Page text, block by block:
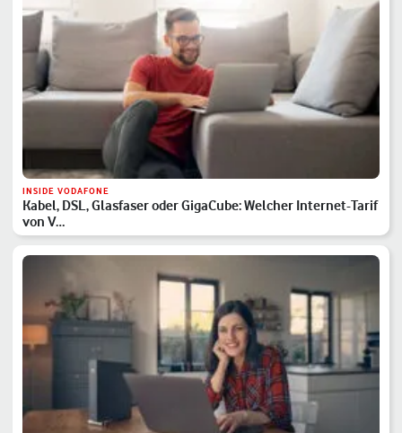
INSIDE VODAFONE
Kabel, DSL, Glasfaser oder GigaCube: Welcher Internet-Tarif
von V…